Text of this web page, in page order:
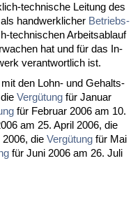
tech­ni­sche Lei­tung des
hand­werk­li­cher Be­triebs­
tech­ni­schen Ar­beits­ab­lauf
hat und für das In­
ver­ant­wort­lich ist.
den Lohn- und Ge­halts­
Vergütung für Ja­nu­ar
für Fe­bru­ar 2006 am 10.
am 25. April 2006, die
die Vergütung für Mai
für Ju­ni 2006 am 26. Ju­li